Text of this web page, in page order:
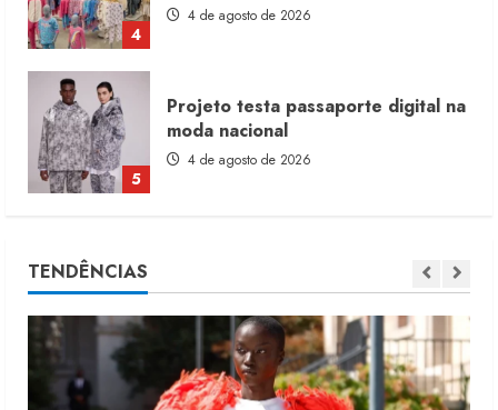
4
4 de agosto de 2026
5
Projeto testa passaporte digital na
moda nacional
4 de agosto de 2026
1
Moda vende US$63,7 bilhões em
TENDÊNCIAS